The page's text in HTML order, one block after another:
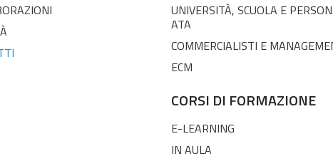
UNIVERSITÀ, SCUOLA E
ATA
COMMERCIALISTI E
ECM
CORSI DI FORMAZIONE
E-LEARNING
IN AULA